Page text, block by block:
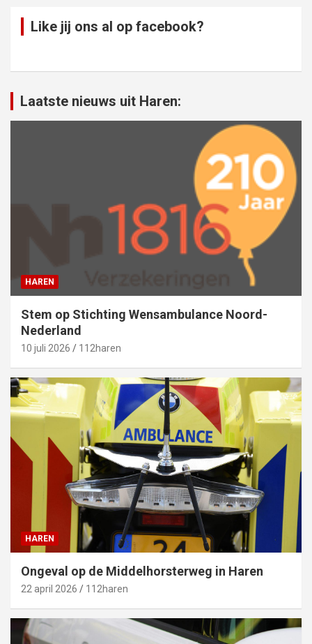
Like jij ons al op facebook?
Laatste nieuws uit Haren:
HAREN
Stem op Stichting Wensambulance Noord-
Nederland
10 juli 2026 112haren
HAREN
Ongeval op de Middelhorsterweg in Haren
22 april 2026 112haren